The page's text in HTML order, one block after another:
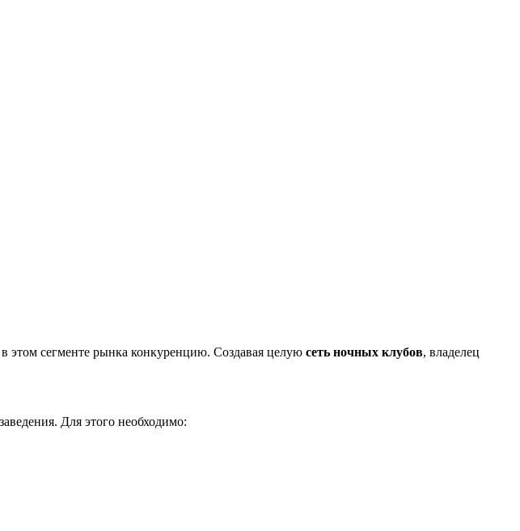
сегменте рынка конкуренцию. Создавая целую сеть ночных клубов, владелец
Для этого необходимо: